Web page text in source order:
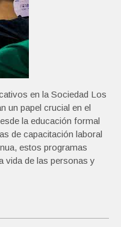
en la Sociedad Los
un papel crucial en el
la educación formal
de capacitación laboral
estos programas
vida de las personas y